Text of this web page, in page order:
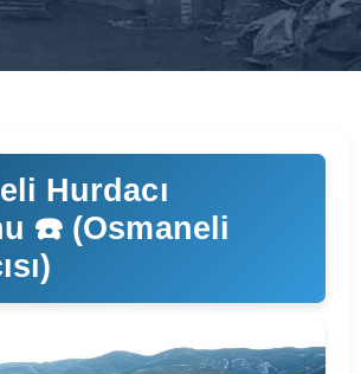
Hurdacı
☎️ (Osmaneli